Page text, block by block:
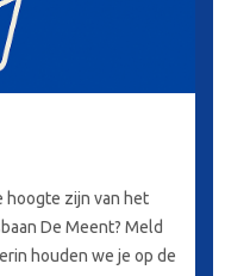
hoogte zijn van het
De Meent? Meld
houden we je op de